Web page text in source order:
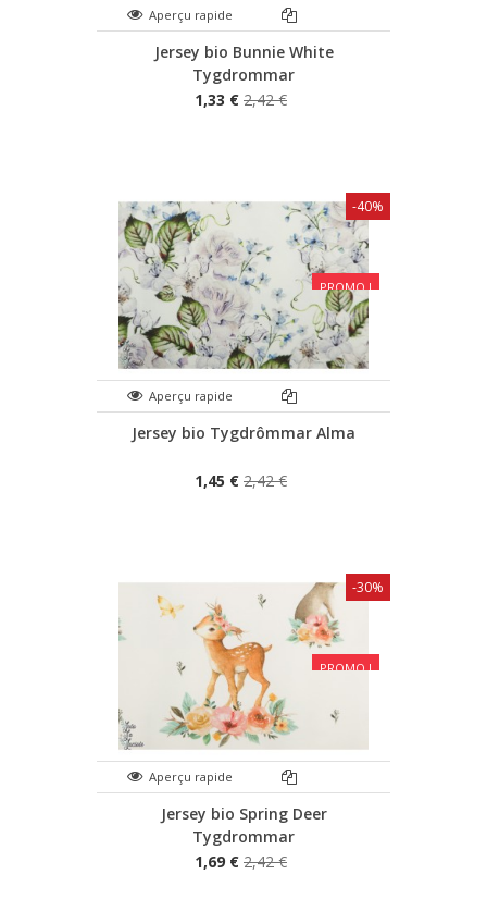
Aperçu rapide
Jersey bio Bunnie White
Tygdrommar
1,33 € 2,42 €
PROMO !
Aperçu rapide
Jersey bio Tygdrômmar Alma
1,45 € 2,42 €
-40%
PROMO !
Aperçu rapide
Jersey bio Spring Deer
Tygdrommar
1,69 € 2,42 €
-30%